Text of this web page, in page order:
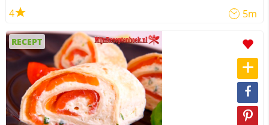
4 5m
RECEPT